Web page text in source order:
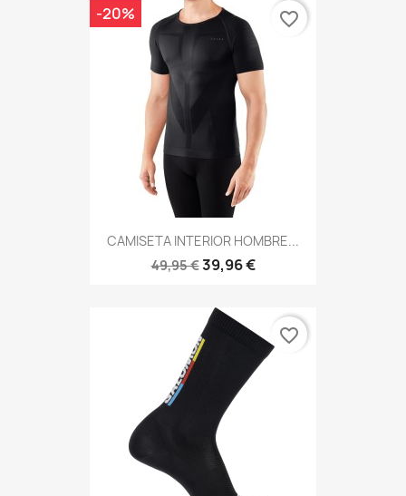
CAMISETA INTERIOR HOMBRE...
49,95 €39,96 €
-20% favorite_border
favorite_border